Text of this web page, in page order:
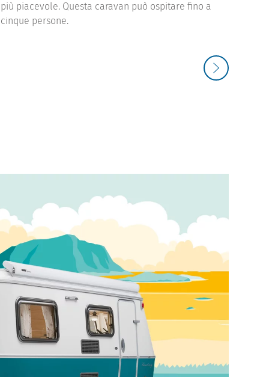
più piacevole. Questa caravan può ospitare fino a
cinque persone.